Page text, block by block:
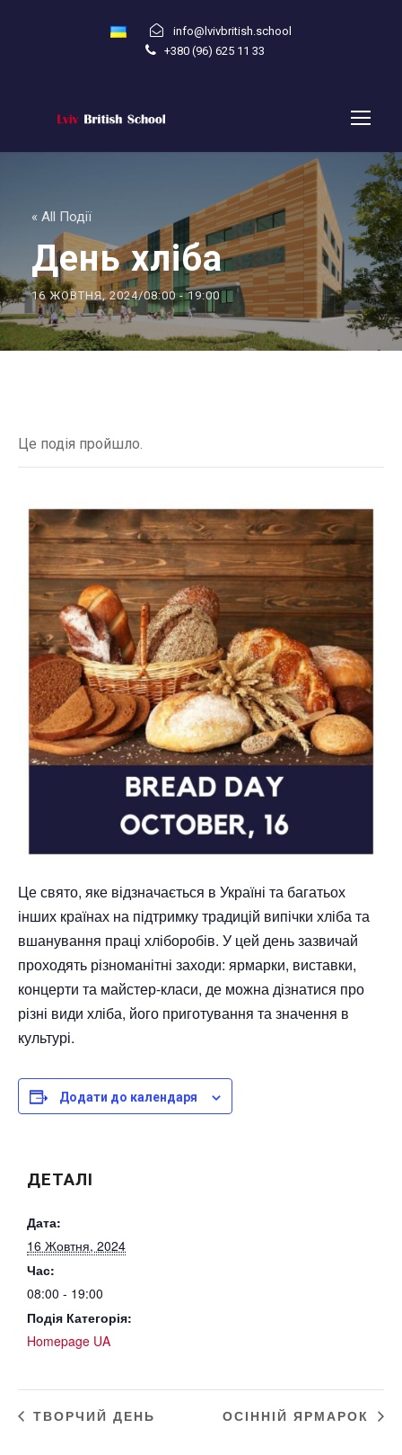
info@lvivbritish.school
+380 (96) 625 11 33
« All Події
День хліба
16 ЖОВТНЯ, 2024/08:00-19:00
Це подія пройшло.
Це свято, яке відзначається в Україні та багатьох
інших країнах на підтримку традицій випічки хліба та
вшанування праці хліборобів. У цей день зазвичай
проходять різноманітні заходи: ярмарки, виставки,
концерти та майстер-класи, де можна дізнатися про
різні види хліба, його приготування та значення в
культурі.
Додати до календаря
ДЕТАЛІ
Дата:
16 Жовтня, 2024
Час:
08:00 - 19:00
Подія Категорія:
Homepage UA
ТВОРЧИЙ ДЕНЬ ОСІННІЙ ЯРМАРОК